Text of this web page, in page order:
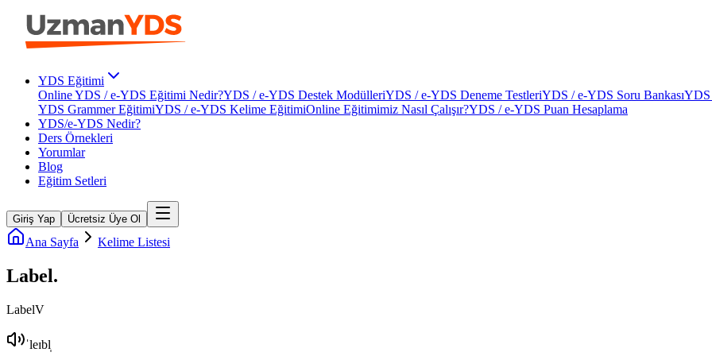
YDS Eğitimi
Online YDS / e-YDS Eğitimi Nedir?YDS / e-YDS Destek ModülleriYDS / e-YDS Deneme TestleriYDS / e-YDS Soru BankasıYDS
YDS Grammer EğitimiYDS / e-YDS Kelime EğitimiOnline Eğitimimiz Nasıl Çalışır?YDS / e-YDS Puan Hesaplama
YDS/e-YDS Nedir?
Ders Örnekleri
Yorumlar
Blog
Eğitim Setleri
Giriş Yap Ücretsiz Üye Ol
Ana Sayfa Kelime Listesi
Label.
LabelV
ˈleɪbl̩